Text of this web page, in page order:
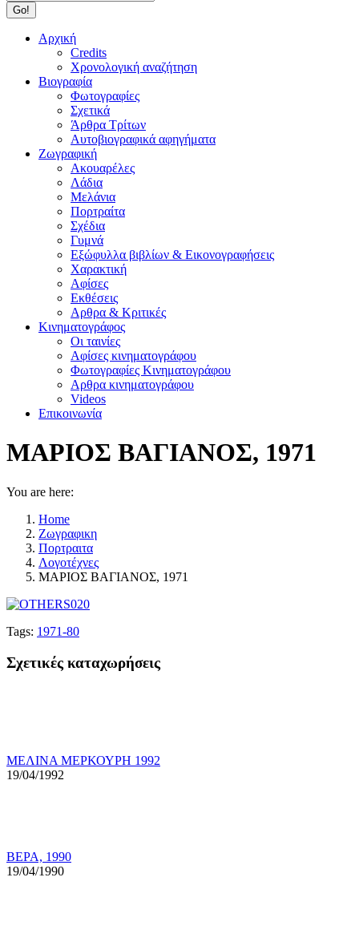
Αρχική
Credits
Χρονολογική αναζήτηση
Βιογραφία
Φωτογραφίες
Σχετικά
Άρθρα Τρίτων
Αυτοβιογραφικά αφηγήματα
Ζωγραφική
Ακουαρέλες
Λάδια
Μελάνια
Πορτραίτα
Σχέδια
Γυμνά
Εξώφυλλα βιβλίων & Εικονογραφήσεις
Χαρακτική
Αφίσες
Εκθέσεις
Αρθρα & Κριτικές
Κινηματογράφος
Οι ταινίες
Αφίσες κινηματογράφου
Φωτογραφίες Κινηματογράφου
Αρθρα κινηματογράφου
Videos
Επικοινωνία
ΜΑΡΙΟΣ ΒΑΓΙΑΝΟΣ, 1971
You are here:
Home
Ζωγραφικη
Πορτραιτα
Λογοτέχνες
ΜΑΡΙΟΣ ΒΑΓΙΑΝΟΣ, 1971
Tags: 1971-80
Σχετικές καταχωρήσεις
ΜΕΛΙΝΑ ΜΕΡΚΟΥΡΗ 1992
19/04/1992
ΒΕΡΑ, 1990
19/04/1990